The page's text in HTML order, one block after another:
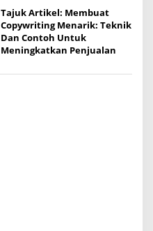
Tajuk Artikel: Membuat
Copywriting Menarik: Teknik
Dan Contoh Untuk
Meningkatkan Penjualan